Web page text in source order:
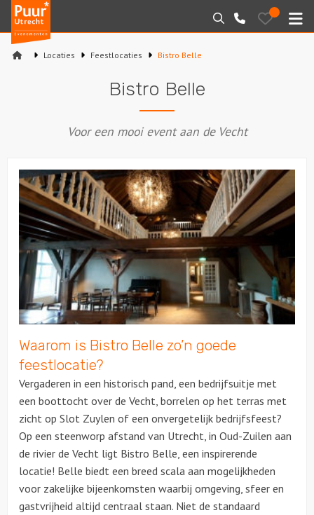
Puur*
Utrecht
bedrijfsuitjes
Zoeken
030-
2145099
Bewaarde
uitjes
Varen
Sport en spel
Workshops
Rondleidingen
Locaties
Feesten
Locaties Feestlocaties Bistro Belle
Bistro Belle
Voor een mooi event aan de Vecht
Waarom is Bistro Belle zo’n goede
feestlocatie?
Vergaderen in een historisch pand, een bedrijfsuitje met
een boottocht over de Vecht, borrelen op het terras met
zicht op Slot Zuylen of een onvergetelijk bedrijfsfeest?
Op een steenworp afstand van Utrecht, in Oud-Zuilen aan
de rivier de Vecht ligt Bistro Belle, een inspirerende
locatie! Belle biedt een breed scala aan mogelijkheden
voor zakelijke bijeenkomsten waarbij omgeving, sfeer en
gastvrijheid altijd centraal staan. Niet de standaard